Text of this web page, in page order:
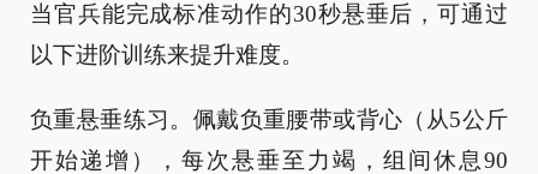
当官兵能完成标准动作的30秒悬垂后，可通过
以下进阶训练来提升难度。
负重悬垂练习。佩戴负重腰带或背心（从5公斤
开始递增），每次悬垂至力竭，组间休息90